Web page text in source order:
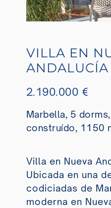
VILLA EN
2.190.000 €
Marbella, 5
construído, 1150
Villa en Nueva
Ubicada en una
codiciadas de
moderna en